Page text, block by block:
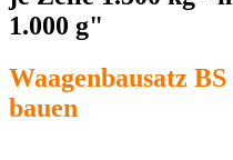
1.000 g"
Waagenbausatz
bauen